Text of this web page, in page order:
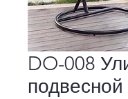
DO-008
подвесной